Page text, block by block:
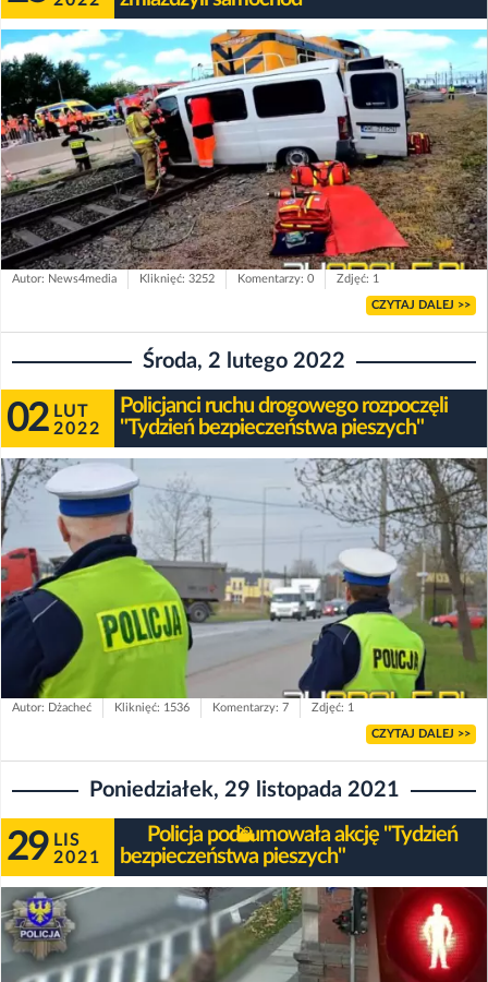
Autor: News4media Kliknięć: 3252 Komentarzy: 0 Zdjęć: 1
CZYTAJ DALEJ >>
Środa, 2 lutego 2022
02 LUT
2022
Policjanci ruchu drogowego rozpoczęli
"Tydzień bezpieczeństwa pieszych"
Autor: Dżacheć Kliknięć: 1536 Komentarzy: 7 Zdjęć: 1
CZYTAJ DALEJ >>
Poniedziałek, 29 listopada 2021
29 LIS
2021
Policja podsumowała akcję "Tydzień
bezpieczeństwa pieszych"